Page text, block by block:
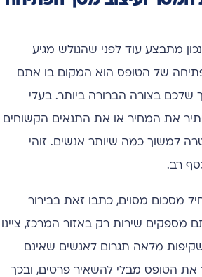
מתבצע עוד לפני שהגולש מגיע
של הטופס הוא המקום בו אתם
בצורה הברורה ביותר. בעלי
את המחיר או את התנאים הקשוחים
למשוך כמה שיותר אנשים. זוהי
רב.
מסכום מסוים, כתבו זאת בבירור
שירות רק באזור המרכז, ציינו
מלאה תגרום לאנשים שאינם
את הטופס מבלי להשאיר פרטים, ובכך